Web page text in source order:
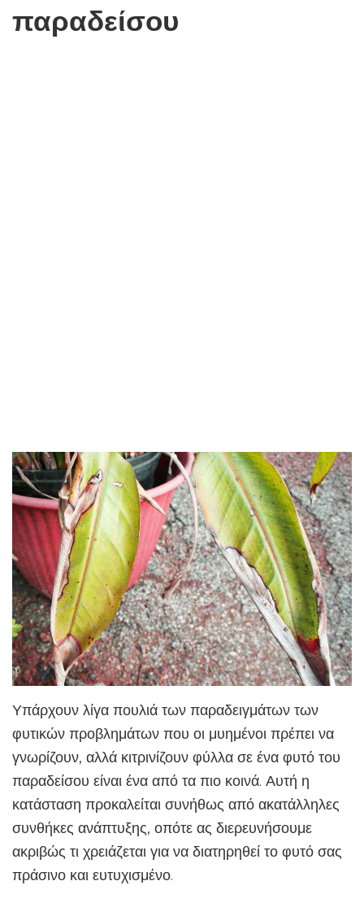
παραδείσου
Υπάρχουν λίγα πουλιά των παραδειγμάτων των
φυτικών προβλημάτων που οι μυημένοι πρέπει να
γνωρίζουν, αλλά κιτρινίζουν φύλλα σε ένα φυτό του
παραδείσου είναι ένα από τα πιο κοινά. Αυτή η
κατάσταση προκαλείται συνήθως από ακατάλληλες
συνθήκες ανάπτυξης, οπότε ας διερευνήσουμε
ακριβώς τι χρειάζεται για να διατηρηθεί το φυτό σας
πράσινο και ευτυχισμένο.